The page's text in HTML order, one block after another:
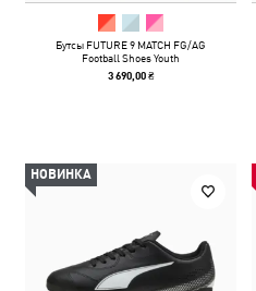
Бутсы FUTURE 9 MATCH FG/AG
Football Shoes Youth
3 690,00 ₴
НОВИНКА